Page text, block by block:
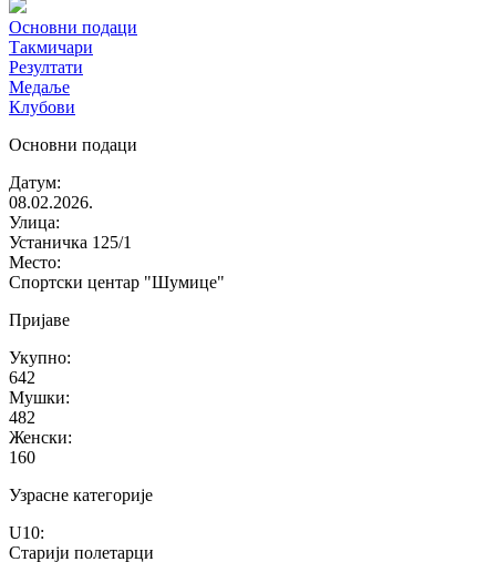
Основни подаци
Такмичари
Резултати
Медаље
Клубови
Основни подаци
Датум:
08.02.2026.
Улица:
Устаничка 125/1
Место:
Спортски центар "Шумице"
Пријаве
Укупно:
642
Мушки:
482
Женски:
160
Узрасне категорије
U10:
Старији полетарци